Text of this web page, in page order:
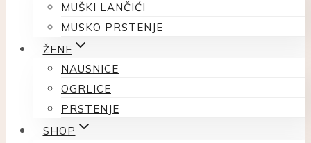
MUŠKI LANČIĆI
MUSKO PRSTENJE
ŽENE
NAUSNICE
OGRLICE
PRSTENJE
SHOP